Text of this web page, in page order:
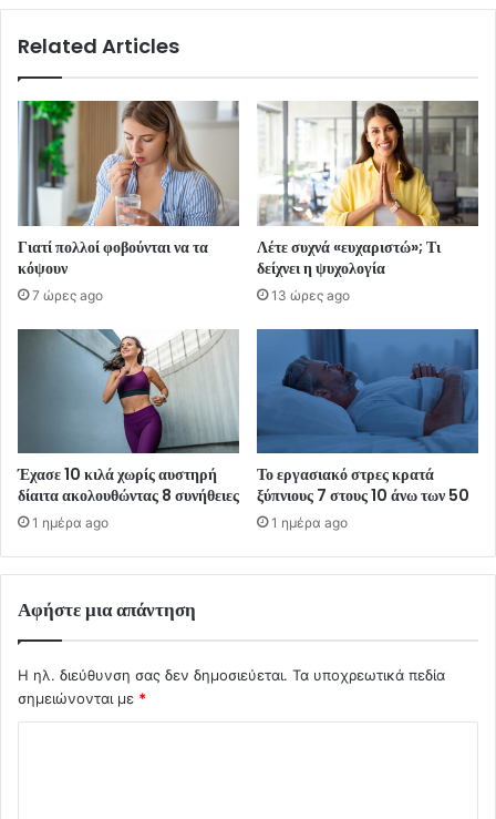
Related Articles
Γιατί πολλοί φοβούνται να τα
κόψουν
7 ώρες ago
Λέτε συχνά «ευχαριστώ»; Τι
δείχνει η ψυχολογία
13 ώρες ago
Έχασε 10 κιλά χωρίς αυστηρή
δίαιτα ακολουθώντας 8 συνήθειες
1 ημέρα ago
Το εργασιακό στρες κρατά
ξύπνιους 7 στους 10 άνω των 50
1 ημέρα ago
Αφήστε μια απάντηση
Η ηλ. διεύθυνση σας δεν δημοσιεύεται. Τα υποχρεωτικά πεδία
σημειώνονται με *